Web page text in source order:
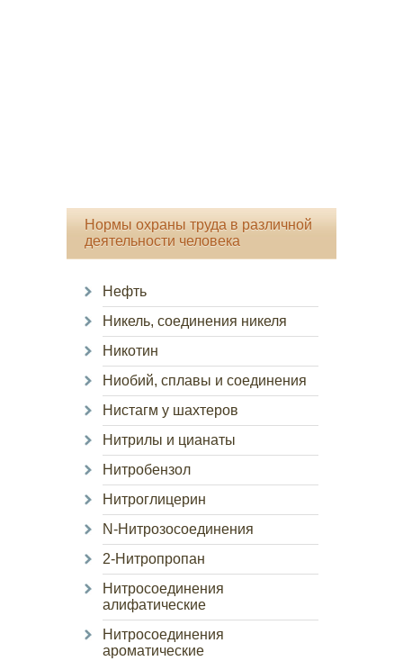
Нормы охраны труда в различной
деятельности человека
Нефть
Никель, соединения никеля
Никотин
Ниобий, сплавы и соединения
Нистагм у шахтеров
Нитрилы и цианаты
Нитробензол
Нитроглицерин
N-Нитрозосоединения
2-Нитропропан
Нитросоединения
алифатические
Нитросоединения
ароматические